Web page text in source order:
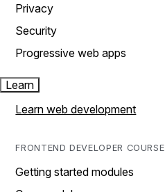
Privacy
Security
Progressive web apps
Learn
Learn web development
FRONTEND DEVELOPER COURSE
Getting started modules